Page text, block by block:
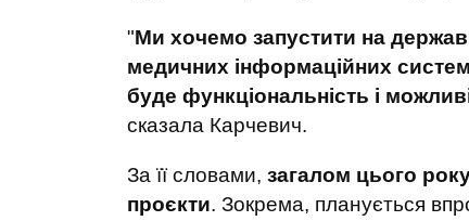
"Ми хочемо запустити на
медичних інформаційних
буде функціональність і
сказала Карчевич.
За її словами, загалом цього
проєкти. Зокрема, планується